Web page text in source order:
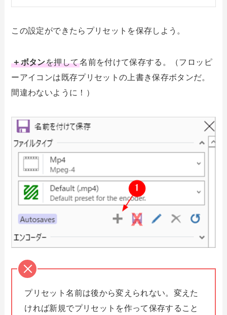
この設定ができたらプリセットを保存しよう。
＋ボタンを押して名前を付けて保存する。（フロッピ
ーアイコンは既存プリセットの上書き保存ボタンだ。
間違わないように！）
プリセット名前は後から変えられない。変えた
ければ新規でプリセットを作って保存すること